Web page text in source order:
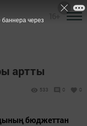
артты
533 0 0
бюджеттан
баннера через